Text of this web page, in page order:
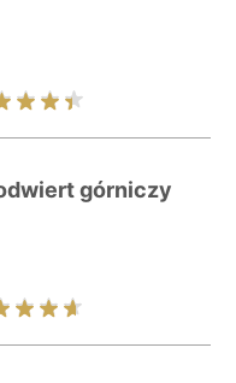
górniczy